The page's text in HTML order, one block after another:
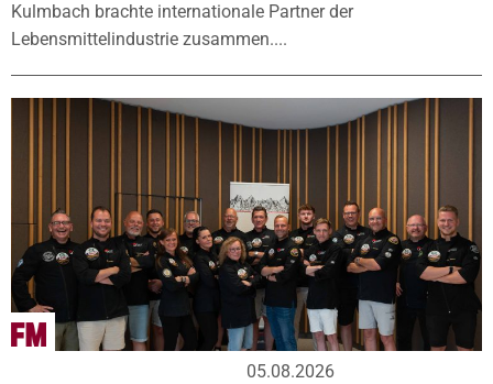
Kulmbach brachte internationale Partner der
Lebensmittelindustrie zusammen....
05.08.2026